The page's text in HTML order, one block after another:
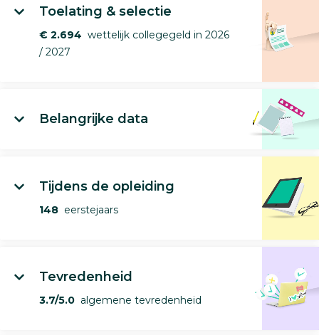
Toelating & selectie
€ 2.694 wettelijk collegegeld in 2026
/ 2027
Belangrijke data
Tijdens de opleiding
148 eerstejaars
Tevredenheid
3.7/5.0 algemene tevredenheid